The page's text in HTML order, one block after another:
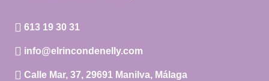
613 19 30 31
info@elrincondenelly.com
Calle Mar, 37, 29691 Manilva, Málaga